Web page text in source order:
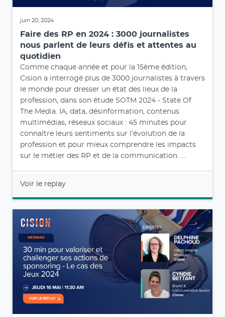
juin 20, 2024
Faire des RP en 2024 : 3000 journalistes
nous parlent de leurs défis et attentes au
quotidien
Comme chaque année et pour la 15ème édition,
Cision a interrogé plus de 3000 journalistes à travers
le monde pour dresser un état des lieux de la
profession, dans son étude SOTM 2024 - State Of
The Media. IA, data, désinformation, contenus
multimédias, réseaux sociaux : 45 minutes pour
connaître leurs sentiments sur l’évolution de la
profession et pour mieux comprendre les impacts
sur le métier des RP et de la communication. ...
Voir le replay